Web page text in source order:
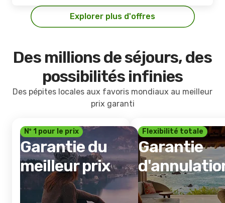
Explorer plus d'offres
Des millions de séjours, des
possibilités infinies
Des pépites locales aux favoris mondiaux au meilleur
prix garanti
Nº 1 pour le prix
Garantie du
meilleur prix
Flexibilité totale
Garantie